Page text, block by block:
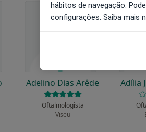
Adelino Dias Arêde
Oftalmologista
Viseu
Adília
hábitos de navegação.
configurações. Saiba mais